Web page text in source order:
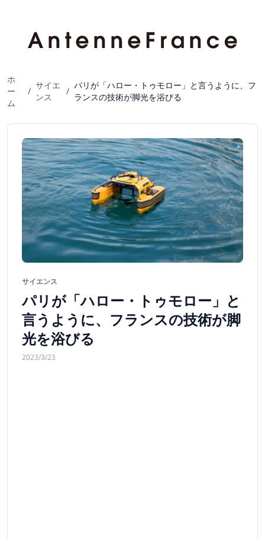
ホ
ー
ム
/
サイエ
ンス
/
パリが「ハロー・トゥモロー」と言うように、フ
ランスの技術が脚光を浴びる
サイエンス
パリが「ハロー・トゥモロー」と
言うように、フランスの技術が脚
光を浴びる
2023/3/23